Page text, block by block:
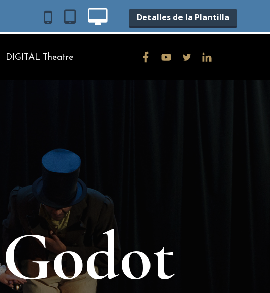
Detalles de la Plantilla